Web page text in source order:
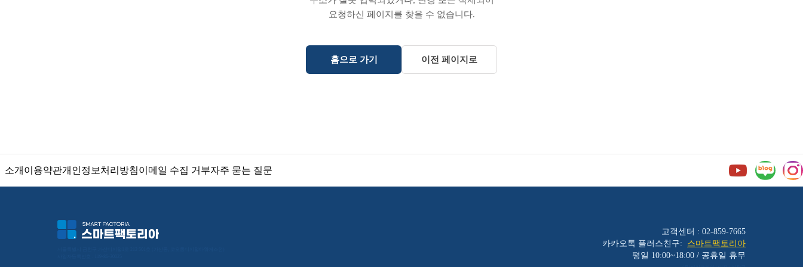
요청하신 페이지를 찾을 수 없습니다.
홈으로 가기 이전 페이지로
소개 이용약관개인정보처리방침이메일 수집 거부자주 묻는 질문
고객센터 : 02-859-7665
카카오톡 플러스친구:
스마트팩토리아
평일 10:00~18:00 / 공휴일 휴무